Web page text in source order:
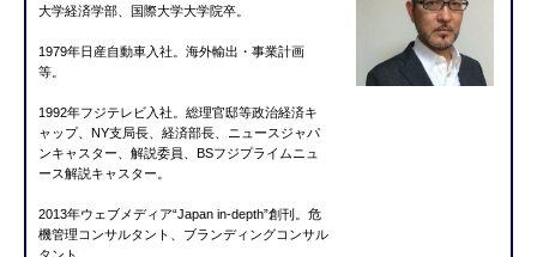
大学経済学部、国際大学大学院卒。
1979年日産自動車入社。海外輸出・事業計画
等。
1992年フジテレビ入社。総理官邸等政治経済キ
ャップ、NY支局長、経済部長、ニュースジャパ
ンキャスター、解説委員、BSフジプライムニュ
ース解説キャスター。
2013年ウェブメディア“Japan in-depth”創刊。危
機管理コンサルタント、ブランディングコンサル